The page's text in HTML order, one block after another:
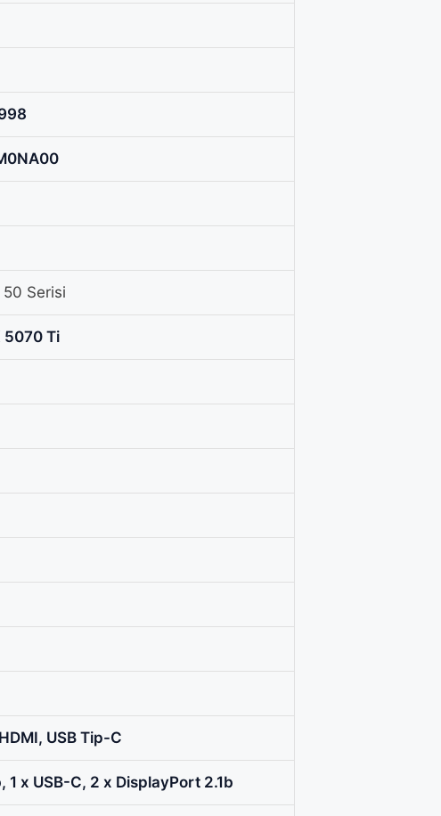
50 Serisi
5070 Ti
USB Tip-C
1 x USB-C, 2 x DisplayPort 2.1b